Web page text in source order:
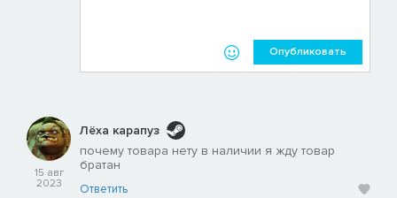
Опубликовать
15 авг
2023
Лёха карапуз
почему товара нету в наличии я жду товар
братан
Ответить